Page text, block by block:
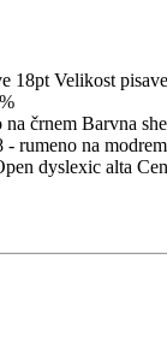
18pt Velikost
na črnem Barvna
- rumeno na modrem
dyslexic alta